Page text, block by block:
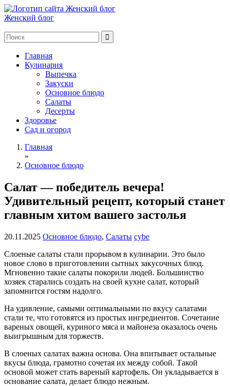
Женский блог
Главная
Кулинария
Выпечка
Закуски
Основное блюдо
Салаты
Десерты
Здоровье
Сад и огород
Главная
»
Основное блюдо
Салат — победитель вечера!
Удивительный рецепт, который станет
главным хитом вашего застолья
20.11.2025 Основное блюдо, Салаты cybe
Слоеные салаты стали прорывом в кулинарии. Это было
новое слово в приготовлении сытных закусочных блюд.
Мгновенно такие салаты покорили людей. Большинство
хозяек старались создать на своей кухне салат, который
запомнится гостям надолго.
На удивление, самыми оптимальными по вкусу салатами
стали те, что готовятся из простых ингредиентов. Сочетание
вареных овощей, куриного мяса и майонеза оказалось очень
выигрышным для торжеств.
В слоеных салатах важна основа. Она впитывает остальные
вкусы блюда, грамотно сочетая их между собой. Такой
основой может стать вареный картофель. Он укладывается в
основание салата, делает блюдо нежным.